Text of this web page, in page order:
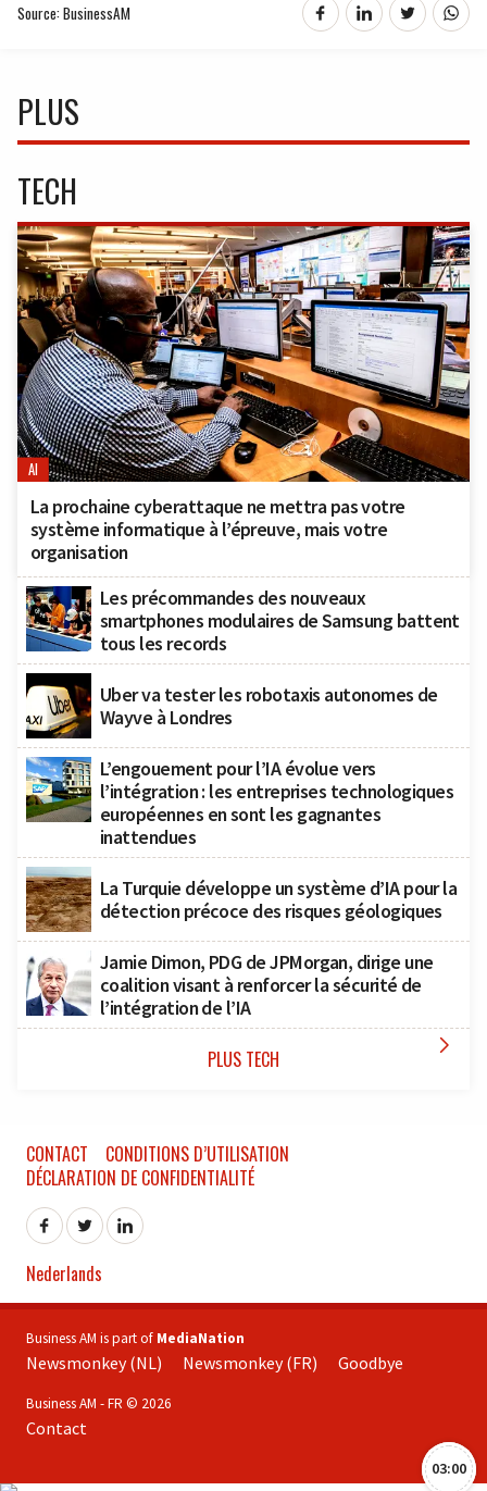
Source: BusinessAM
PLUS
TECH
AI
La prochaine cyberattaque ne mettra pas votre
système informatique à l’épreuve, mais votre
organisation
Les précommandes des nouveaux
smartphones modulaires de Samsung battent
tous les records
Uber va tester les robotaxis autonomes de
Wayve à Londres
L’engouement pour l’IA évolue vers
l’intégration : les entreprises technologiques
européennes en sont les gagnantes
inattendues
La Turquie développe un système d’IA pour la
détection précoce des risques géologiques
Jamie Dimon, PDG de JPMorgan, dirige une
coalition visant à renforcer la sécurité de
l’intégration de l’IA
PLUS TECH 
03:00
CONTACT
CONDITIONS D’UTILISATION
DÉCLARATION DE CONFIDENTIALITÉ
Nederlands
Business AM is part of MediaNation
Newsmonkey (NL) Newsmonkey (FR) Goodbye
Business AM - FR © 2026
Contact